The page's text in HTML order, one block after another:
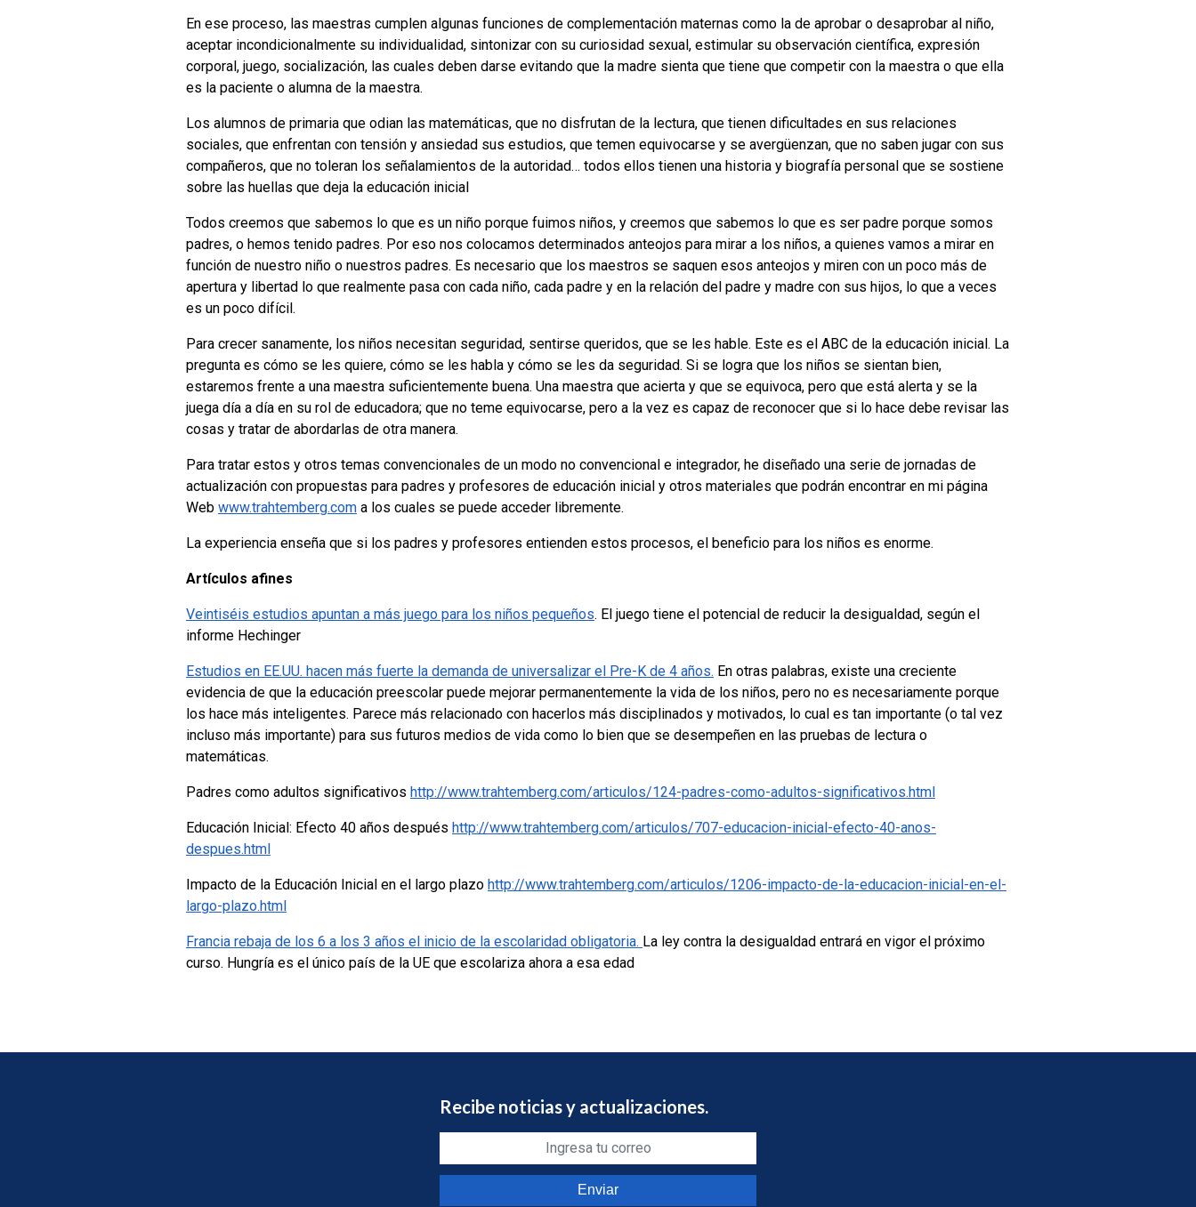
En ese proceso, las maestras cumplen algunas funciones de complementación maternas como la de aprobar o desaprobar al niño,
aceptar incondicionalmente su individualidad, sintonizar con su curiosidad sexual, estimular su observación científica, expresión
corporal, juego, socialización, las cuales deben darse evitando que la madre sienta que tiene que competir con la maestra o que ella
es la paciente o alumna de la maestra.
Los alumnos de primaria que odian las matemáticas, que no disfrutan de la lectura, que tienen dificultades en sus relaciones
sociales, que enfrentan con tensión y ansiedad sus estudios, que temen equivocarse y se avergüenzan, que no saben jugar con sus
compañeros, que no toleran los señalamientos de la autoridad… todos ellos tienen una historia y biografía personal que se sostiene
sobre las huellas que deja la educación inicial
Todos creemos que sabemos lo que es un niño porque fuimos niños, y creemos que sabemos lo que es ser padre porque somos
padres, o hemos tenido padres. Por eso nos colocamos determinados anteojos para mirar a los niños, a quienes vamos a mirar en
función de nuestro niño o nuestros padres. Es necesario que los maestros se saquen esos anteojos y miren con un poco más de
apertura y libertad lo que realmente pasa con cada niño, cada padre y en la relación del padre y madre con sus hijos, lo que a veces
es un poco difícil.
Para crecer sanamente, los niños necesitan seguridad, sentirse queridos, que se les hable. Este es el ABC de la educación inicial. La
pregunta es cómo se les quiere, cómo se les habla y cómo se les da seguridad. Si se logra que los niños se sientan bien,
estaremos frente a una maestra suficientemente buena. Una maestra que acierta y que se equivoca, pero que está alerta y se la
juega día a día en su rol de educadora; que no teme equivocarse, pero a la vez es capaz de reconocer que si lo hace debe revisar las
cosas y tratar de abordarlas de otra manera.
Para tratar estos y otros temas convencionales de un modo no convencional e integrador, he diseñado una serie de jornadas de
actualización con propuestas para padres y profesores de educación inicial y otros materiales que podrán encontrar en mi página
Web www.trahtemberg.com a los cuales se puede acceder libremente.
La experiencia enseña que si los padres y profesores entienden estos procesos, el beneficio para los niños es enorme.
Artículos afines
Veintiséis estudios apuntan a más juego para los niños pequeños. El juego tiene el potencial de reducir la desigualdad, según el
informe Hechinger
Estudios en EE.UU. hacen más fuerte la demanda de universalizar el Pre-K de 4 años. En otras palabras, existe una creciente
evidencia de que la educación preescolar puede mejorar permanentemente la vida de los niños, pero no es necesariamente porque
los hace más inteligentes. Parece más relacionado con hacerlos más disciplinados y motivados, lo cual es tan importante (o tal vez
incluso más importante) para sus futuros medios de vida como lo bien que se desempeñen en las pruebas de lectura o
matemáticas.
Padres como adultos significativos http://www.trahtemberg.com/articulos/124-padres-como-adultos-significativos.html
Educación Inicial: Efecto 40 años después http://www.trahtemberg.com/articulos/707-educacion-inicial-efecto-40-anos-
despues.html
Impacto de la Educación Inicial en el largo plazo http://www.trahtemberg.com/articulos/1206-impacto-de-la-educacion-inicial-en-el-
largo-plazo.html
Francia rebaja de los 6 a los 3 años el inicio de la escolaridad obligatoria. La ley contra la desigualdad entrará en vigor el próximo
curso. Hungría es el único país de la UE que escolariza ahora a esa edad
Recibe noticias y actualizaciones.